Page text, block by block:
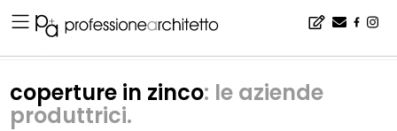
coperture in zinco: le aziende
produttrici.